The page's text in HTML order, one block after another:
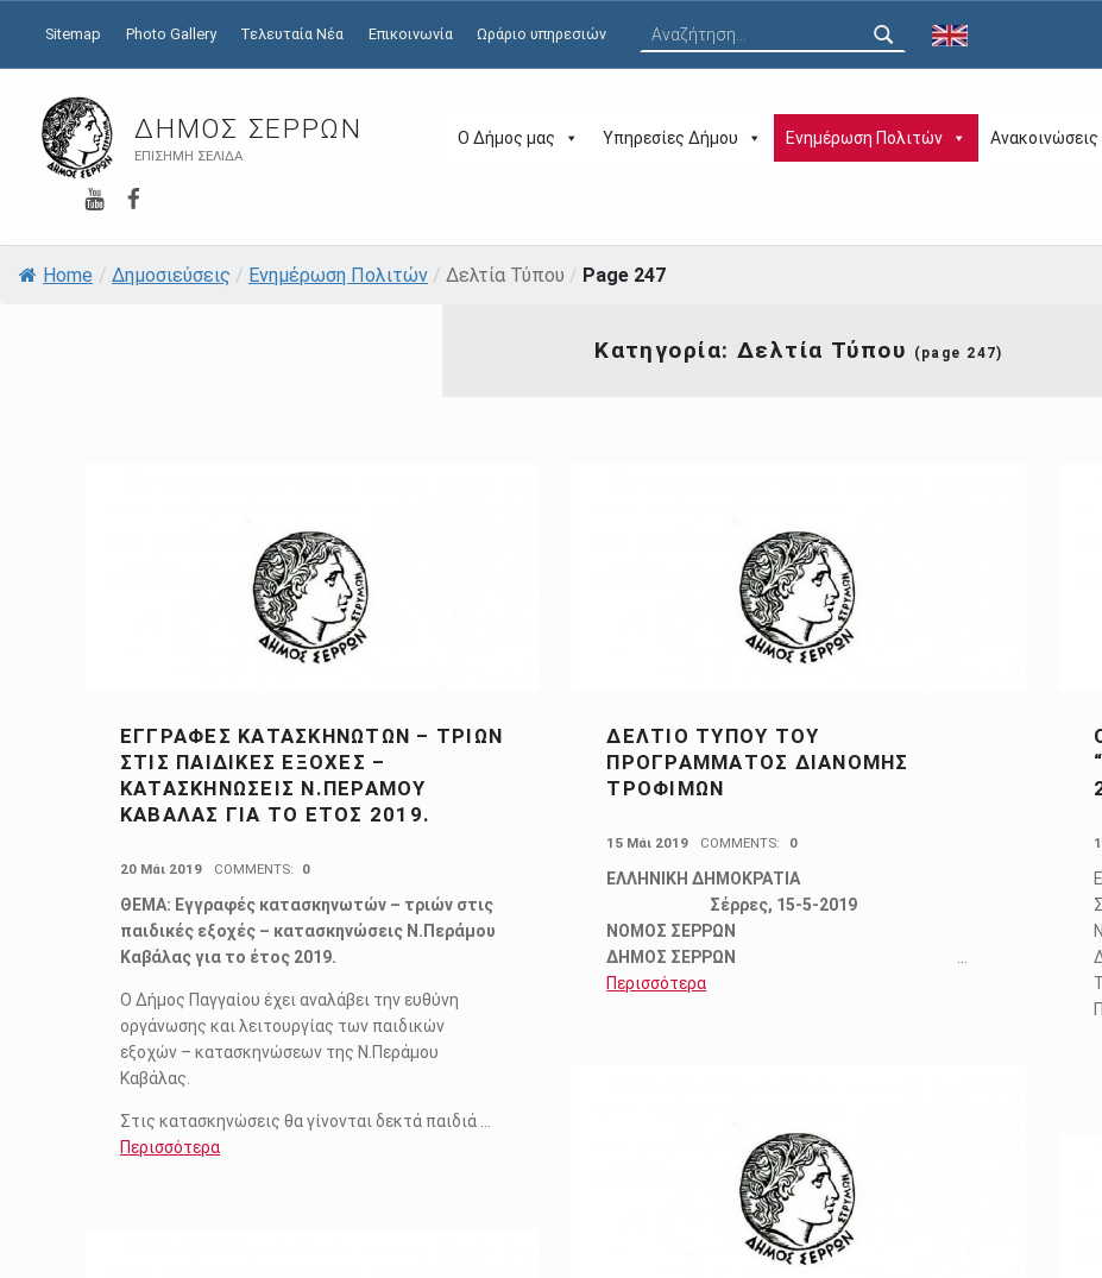
ΔΉΜΟΣ ΣΕΡΡΏΝ
ΕΠΊΣΗΜΗ ΣΕΛΊΔΑ
Ο Δήμος μας Υπηρεσίες Δήμου Ενημέρωση Πολιτών Ανακοινώσεις
YouTube
Sitemap Photo Gallery Τελευταία Νέα Επικοινωνία Ωράριο υπηρεσιών
Home / Δημοσιεύσεις / Ενημέρωση Πολιτών / Δελτία Τύπου / Page 247
Κατηγορία: Δελτία Τύπου (page 247)
ΕΓΓΡΑΦΈΣ ΚΑΤΑΣΚΗΝΩΤΏΝ – ΤΡΙΏΝ
ΣΤΙΣ ΠΑΙΔΙΚΈΣ ΕΞΟΧΈΣ –
ΚΑΤΑΣΚΗΝΏΣΕΙΣ Ν.ΠΕΡΆΜΟΥ
ΚΑΒΆΛΑΣ ΓΙΑ ΤΟ ΈΤΟΣ 2019.
20 Μάι 2019 COMMENTS: 0
ΘΕΜΑ: Εγγραφές κατασκηνωτών – τριών στις
παιδικές εξοχές – κατασκηνώσεις Ν.Περάμου
Καβάλας για το έτος 2019.
Ο Δήμος Παγγαίου έχει αναλάβει την ευθύνη
οργάνωσης και λειτουργίας των παιδικών
εξοχών – κατασκηνώσεων της Ν.Περάμου
Καβάλας.
Στις κατασκηνώσεις θα γίνονται δεκτά παιδιά …
Περισσότερα
ΔΕΛΤΙΟ ΤΥΠΟΥ ΤΟΥ
ΠΡΟΓΡΆΜΜΑΤΟΣ ΔΙΑΝΟΜΉΣ
ΤΡΟΦΊΜΩΝ
15 Μάι 2019 COMMENTS: 0
ΕΛΛΗΝΙΚΗ ΔΗΜΟΚΡΑΤΙΑ
Σέρρες, 15-5-2019
ΝΟΜΟΣ ΣΕΡΡΩΝ
ΔΗΜΟΣ ΣΕΡΡΩΝ …
Περισσότερα